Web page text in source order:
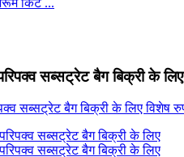
किट ...
सब्सट्रेट बैग बिक्री के लिए